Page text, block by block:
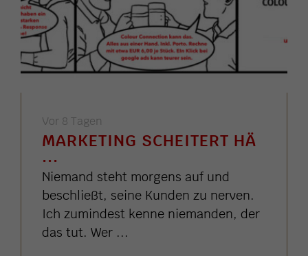
Vor 8 Tagen
MARKETING SCHEITERT HÄ
...
Niemand steht morgens auf und
beschließt, seine Kunden zu nerven.
Ich zumindest kenne niemanden, der
das tut. Wer ...